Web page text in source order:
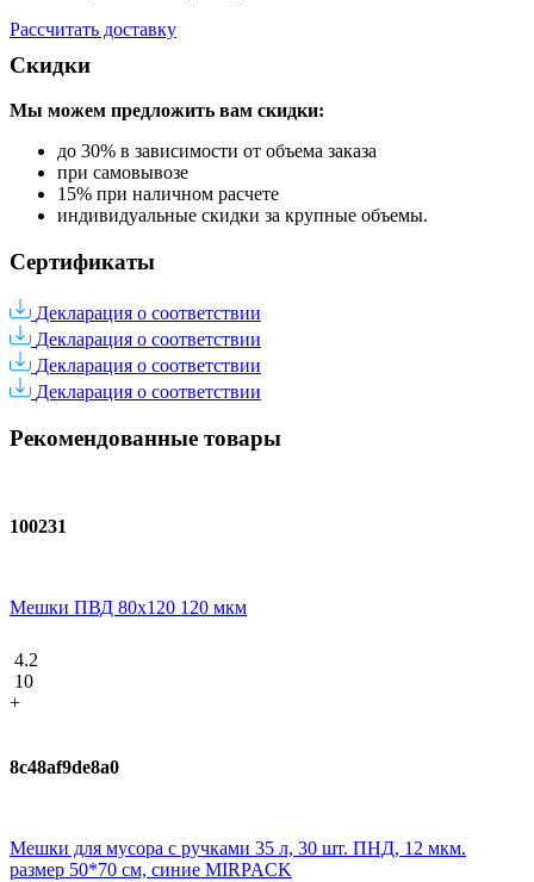
Рассчитать доставку
Скидки
Мы можем предложить вам скидки:
до 30% в зависимости от объема заказа
при самовывозе
15% при наличном расчете
индивидуальные скидки за крупные объемы.
Сертификаты
Декларация о соответствии
Декларация о соответствии
Декларация о соответствии
Декларация о соответствии
Рекомендованные товары
100231
Мешки ПВД 80x120 120 мкм
4.2
10
+
8c48af9de8a0
Мешки для мусора с ручками 35 л, 30 шт. ПНД, 12 мкм.
размер 50*70 см, синие MIRPACK